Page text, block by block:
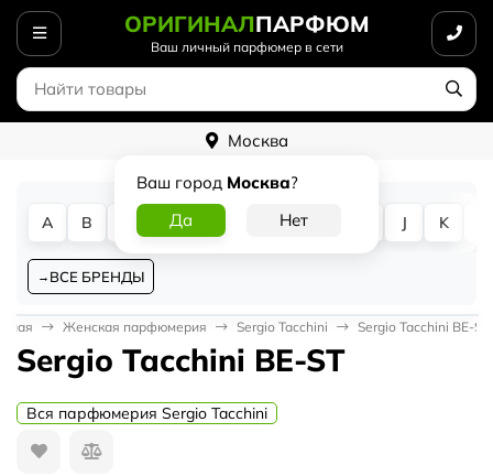
ОРИГИНАЛПАРФЮМ
Ваш личный парфюмер в сети
Москва
Ваш город Москва?
A B D G J K
ВСЕ БРЕНДЫ
Женская парфюмерия Sergio Tacchini Sergio Tacchini BE-ST
Sergio Tacchini BE-ST
Вся парфюмерия Sergio Tacchini